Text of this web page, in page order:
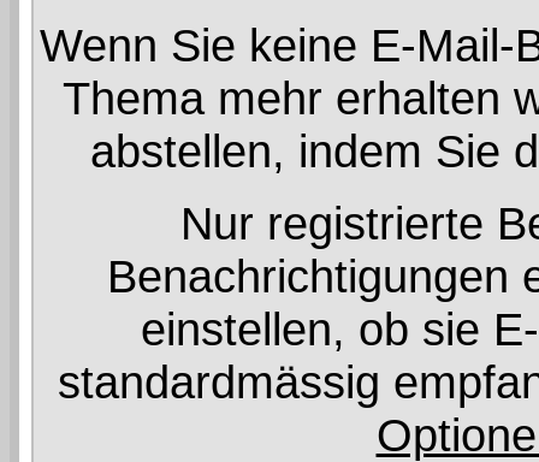
Wenn Sie keine E-Mail-
Thema mehr erhalten
abstellen, indem Sie
Nur registrierte
Benachrichtigungen
einstellen, ob sie
standardmässig